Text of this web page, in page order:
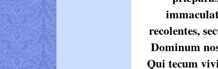
recolentes,
Dominum
Qui tecum